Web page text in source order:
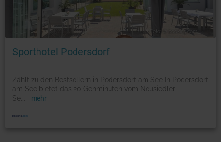
Foto: © booking.com
Sporthotel Podersdorf
Zählt zu den Bestsellern in Podersdorf am See In Podersdorf
am See bietet das 20 Gehminuten vom Neusiedler
Se
mehr